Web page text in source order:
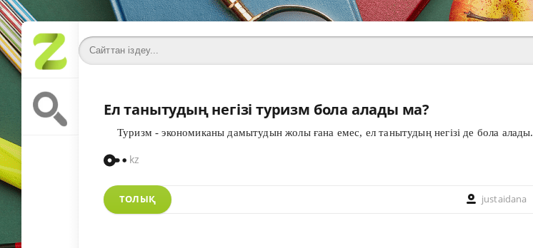
Ел танытудың негізі туризм бола алады ма?
Туризм - экономиканы дамытудын жолы ғана емес, ел танытудың негізі де бола алады.
kz
ТОЛЫҚ justaidana